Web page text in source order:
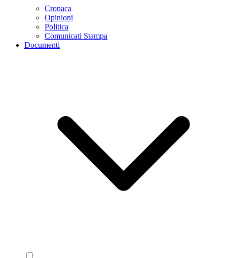
Cronaca
Opinioni
Politica
Comunicati Stampa
Documenti